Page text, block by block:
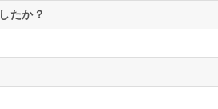
たか？